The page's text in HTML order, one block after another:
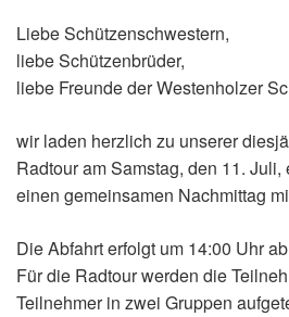
Liebe Schützenschwestern,
liebe Schützenbrüder,
liebe Freunde der Westenholzer
wir laden herzlich zu unserer
Radtour am Samstag, den 11.
einen gemeinsamen Nachmittag
Die Abfahrt erfolgt um 14:00 Uhr
Für die Radtour werden die
Teilnehmer in zwei Gruppen